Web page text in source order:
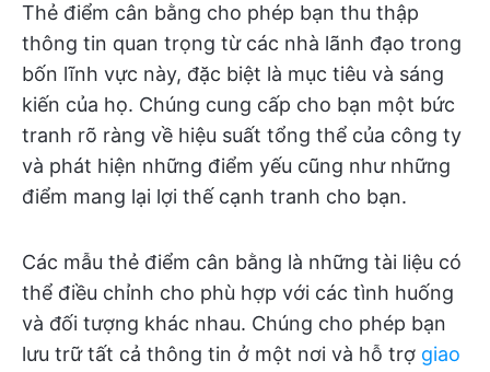
Thẻ điểm cân bằng cho phép bạn thu thập
thông tin quan trọng từ các nhà lãnh đạo trong
bốn lĩnh vực này, đặc biệt là mục tiêu và sáng
kiến của họ. Chúng cung cấp cho bạn một bức
tranh rõ ràng về hiệu suất tổng thể của công ty
và phát hiện những điểm yếu cũng như những
điểm mang lại lợi thế cạnh tranh cho bạn.
Các mẫu thẻ điểm cân bằng là những tài liệu có
thể điều chỉnh cho phù hợp với các tình huống
và đối tượng khác nhau. Chúng cho phép bạn
lưu trữ tất cả thông tin ở một nơi và hỗ trợ giao